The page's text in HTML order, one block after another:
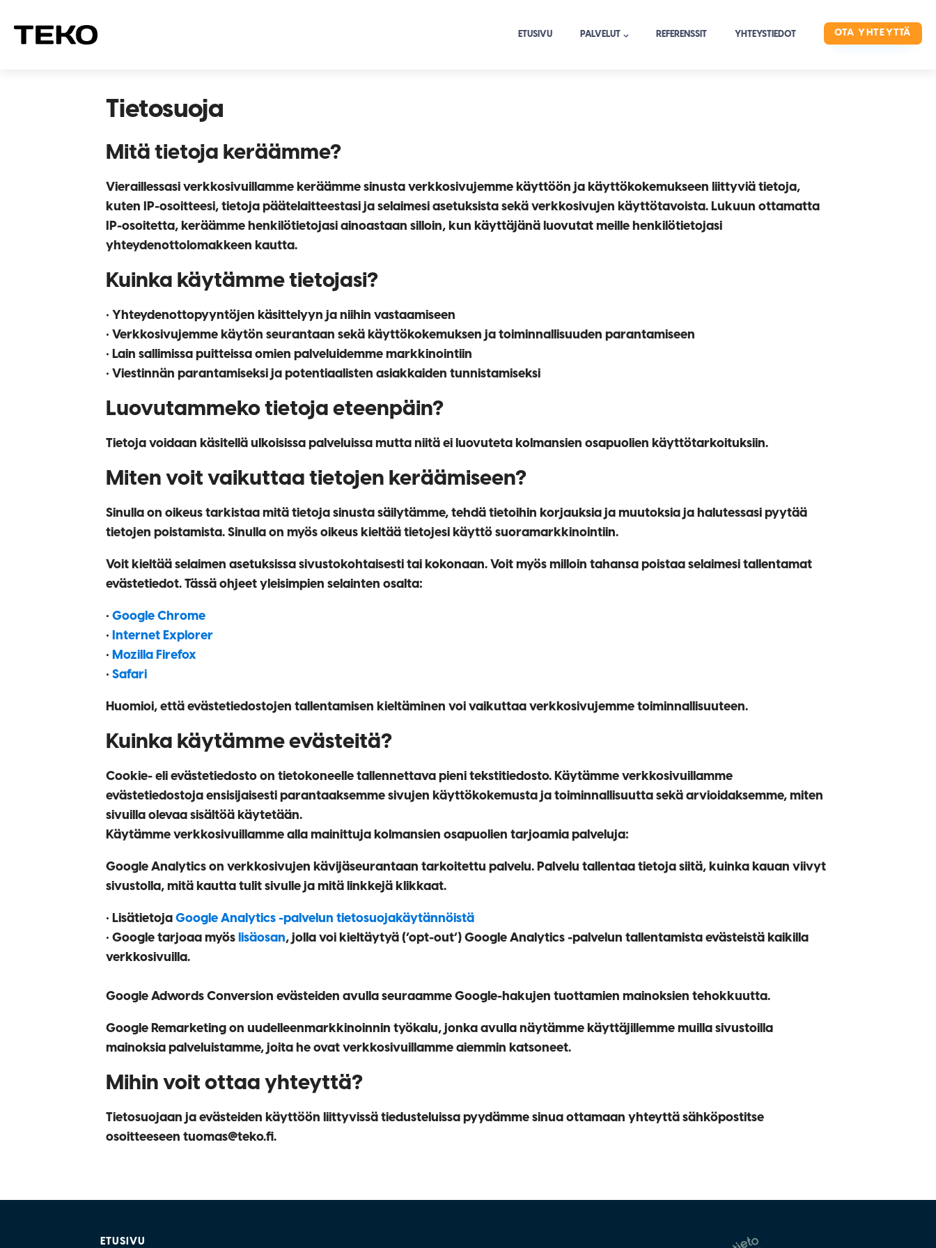
ETUSIVU PALVELUT REFERENSSIT YHTEYSTIEDOT OTA YHTEYTTÄ
Tietosuoja
Mitä tietoja keräämme?
Vieraillessasi verkkosivuillamme keräämme sinusta verkkosivujemme käyttöön ja käyttökokemukseen liittyviä tietoja,
kuten IP-osoitteesi, tietoja päätelaitteestasi ja selaimesi asetuksista sekä verkkosivujen käyttötavoista. Lukuun ottamatta
IP-osoitetta, keräämme henkilötietojasi ainoastaan silloin, kun käyttäjänä luovutat meille henkilötietojasi
yhteydenottolomakkeen kautta.
Kuinka käytämme tietojasi?
• Yhteydenottopyyntöjen käsittelyyn ja niihin vastaamiseen
• Verkkosivujemme käytön seurantaan sekä käyttökokemuksen ja toiminnallisuuden parantamiseen
• Lain sallimissa puitteissa omien palveluidemme markkinointiin
• Viestinnän parantamiseksi ja potentiaalisten asiakkaiden tunnistamiseksi
Luovutammeko tietoja eteenpäin?
Tietoja voidaan käsitellä ulkoisissa palveluissa mutta niitä ei luovuteta kolmansien osapuolien käyttötarkoituksiin.
Miten voit vaikuttaa tietojen keräämiseen?
Sinulla on oikeus tarkistaa mitä tietoja sinusta säilytämme, tehdä tietoihin korjauksia ja muutoksia ja halutessasi pyytää
tietojen poistamista. Sinulla on myös oikeus kieltää tietojesi käyttö suoramarkkinointiin.
Voit kieltää selaimen asetuksissa sivustokohtaisesti tai kokonaan. Voit myös milloin tahansa poistaa selaimesi tallentamat
evästetiedot. Tässä ohjeet yleisimpien selainten osalta:
• Google Chrome
• Internet Explorer
• Mozilla Firefox
• Safari
Huomioi, että evästetiedostojen tallentamisen kieltäminen voi vaikuttaa verkkosivujemme toiminnallisuuteen.
Kuinka käytämme evästeitä?
Cookie- eli evästetiedosto on tietokoneelle tallennettava pieni tekstitiedosto. Käytämme verkkosivuillamme
evästetiedostoja ensisijaisesti parantaaksemme sivujen käyttökokemusta ja toiminnallisuutta sekä arvioidaksemme, miten
sivuilla olevaa sisältöä käytetään.
Käytämme verkkosivuillamme alla mainittuja kolmansien osapuolien tarjoamia palveluja:
Google Analytics on verkkosivujen kävijäseurantaan tarkoitettu palvelu. Palvelu tallentaa tietoja siitä, kuinka kauan viivyt
sivustolla, mitä kautta tulit sivulle ja mitä linkkejä klikkaat.
• Lisätietoja Google Analytics -palvelun tietosuojakäytännöistä
• Google tarjoaa myös lisäosan, jolla voi kieltäytyä (’opt-out’) Google Analytics -palvelun tallentamista evästeistä kaikilla
verkkosivuilla.
Google Adwords Conversion evästeiden avulla seuraamme Google-hakujen tuottamien mainoksien tehokkuutta.
Google Remarketing on uudelleenmarkkinoinnin työkalu, jonka avulla näytämme käyttäjillemme muilla sivustoilla
mainoksia palveluistamme, joita he ovat verkkosivuillamme aiemmin katsoneet.
Mihin voit ottaa yhteyttä?
Tietosuojaan ja evästeiden käyttöön liittyvissä tiedusteluissa pyydämme sinua ottamaan yhteyttä sähköpostitse
osoitteeseen tuomas@teko.fi.
ETUSIVU